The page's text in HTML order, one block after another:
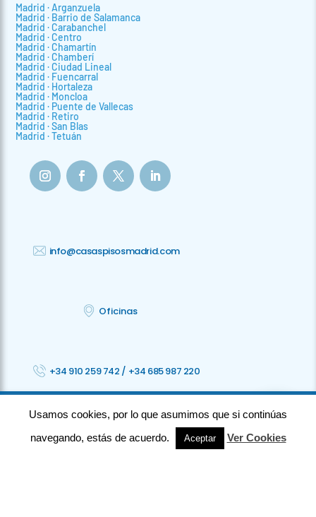
Madrid · Arganzuela
Madrid · Barrio de Salamanca
Madrid · Carabanchel
Madrid · Centro
Madrid · Chamartín
Madrid · Chamberí
Madrid · Ciudad Lineal
Madrid · Fuencarral
Madrid · Hortaleza
Madrid · Moncloa
Madrid · Puente de Vallecas
Madrid · Retiro
Madrid · San Blas
Madrid · Tetuán
info@casaspisosmadrid.com
Oficinas
+34 910 259 742 / +34 685 987 220
©2023 CPM · Todos los derechos reservados ·Privacidad · Aviso legal
Cookies· Accesibilidad
Usamos cookies, por lo que asumimos que si continúas
navegando, estás de acuerdo.
Aceptar Ver Cookies